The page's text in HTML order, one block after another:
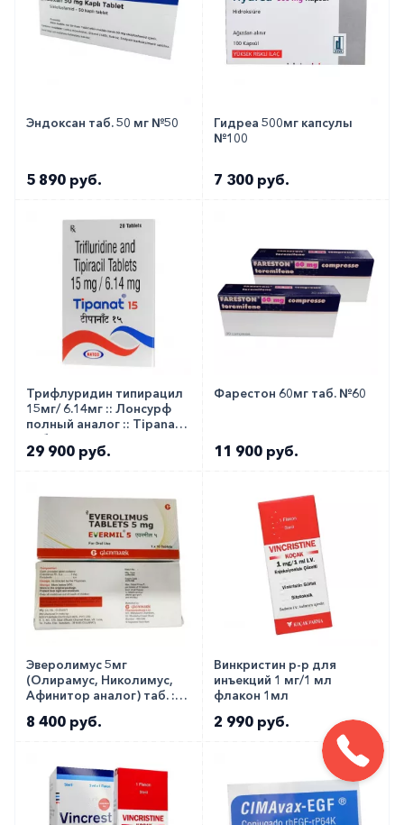
Эндоксан таб. 50 мг №50
5 890 руб.
Гидреа 500мг капсулы
№100
7 300 руб.
Трифлуридин типирацил
15мг/ 6.14мг :: Лонсурф
полный аналог :: Tipanat
таб. №20
29 900 руб.
Фарестон 60мг таб. №60
11 900 руб.
Эверолимус 5мг
(Олирамус, Николимус,
Афинитор аналог) таб. ::
8 400 руб.
Винкристин р-р для
инъекций 1 мг/1 мл
флакон 1мл
2 990 руб.